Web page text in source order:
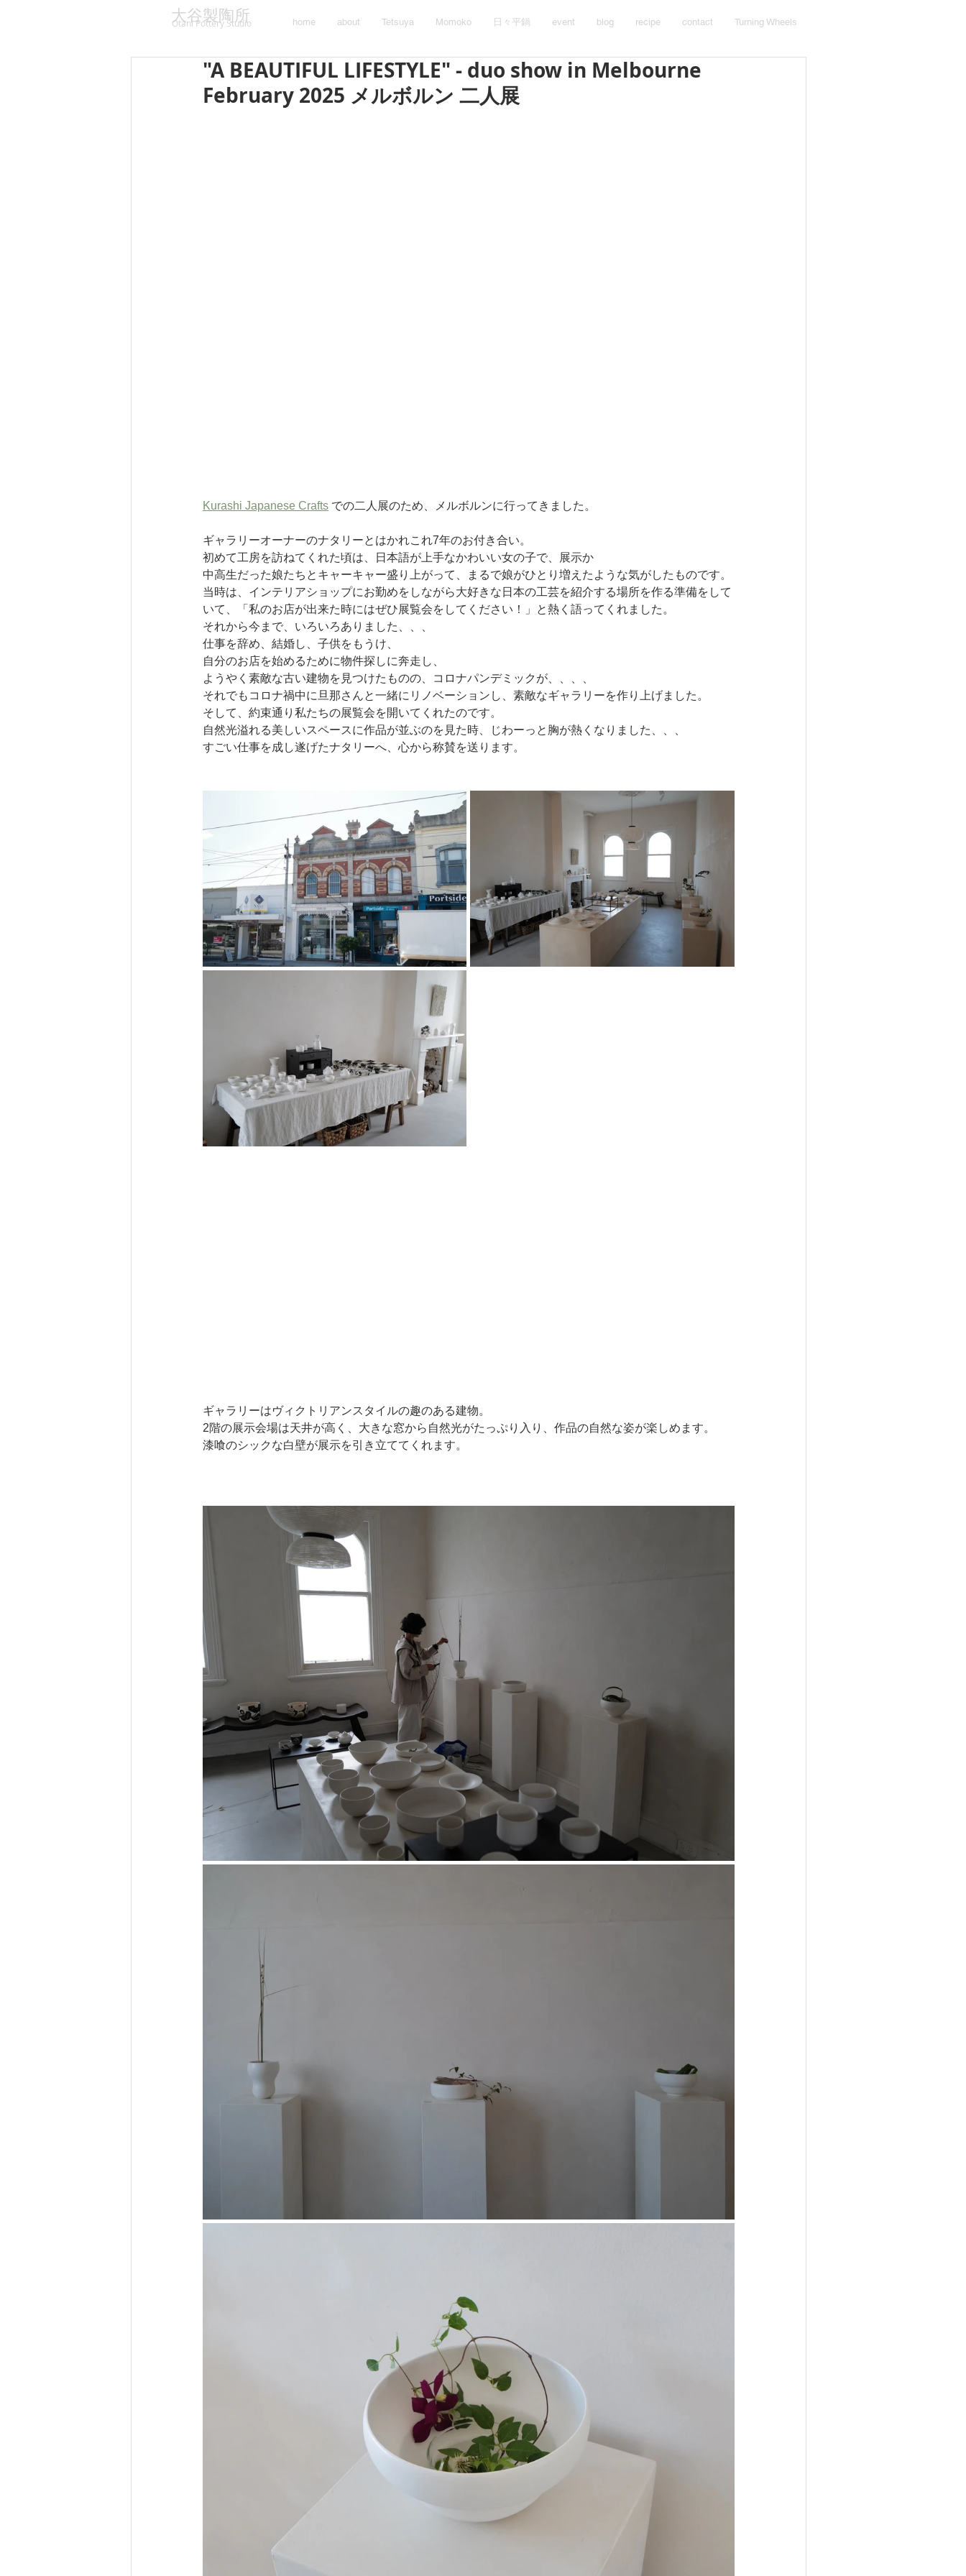
大谷製陶所
Otani Pottery Studio home about Tetsuya Momoko 日々平鍋 event blog recipe contact Turning Wheels
"A BEAUTIFUL LIFESTYLE" - duo show in Melbourne
February 2025 メルボルン 二人展
Kurashi Japanese Crafts での二人展のため、メルボルンに行ってきました。
ギャラリーオーナーのナタリーとはかれこれ7年のお付き合い。
初めて工房を訪ねてくれた頃は、日本語が上手なかわいい女の子で、展示か
中高生だった娘たちとキャーキャー盛り上がって、まるで娘がひとり増えたような気がしたものです。
当時は、インテリアショップにお勤めをしながら大好きな日本の工芸を紹介する場所を作る準備をして
いて、「私のお店が出来た時にはぜひ展覧会をしてください！」と熱く語ってくれました。
それから今まで、いろいろありました、、、
仕事を辞め、結婚し、子供をもうけ、
自分のお店を始めるために物件探しに奔走し、
ようやく素敵な古い建物を見つけたものの、コロナパンデミックが、、、、
それでもコロナ禍中に旦那さんと一緒にリノベーションし、素敵なギャラリーを作り上げました。
そして、約束通り私たちの展覧会を開いてくれたのです。
自然光溢れる美しいスペースに作品が並ぶのを見た時、じわーっと胸が熱くなりました、、、
すごい仕事を成し遂げたナタリーへ、心から称賛を送ります。
ギャラリーはヴィクトリアンスタイルの趣のある建物。
2階の展示会場は天井が高く、大きな窓から自然光がたっぷり入り、作品の自然な姿が楽しめます。
漆喰のシックな白壁が展示を引き立ててくれます。